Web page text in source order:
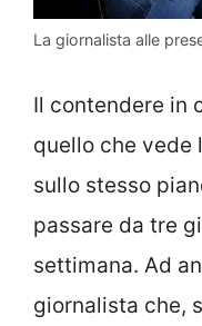
La giornalista alle
Il contendere in
quello che vede
sullo stesso
passare da tre
settimana. Ad
giornalista che,